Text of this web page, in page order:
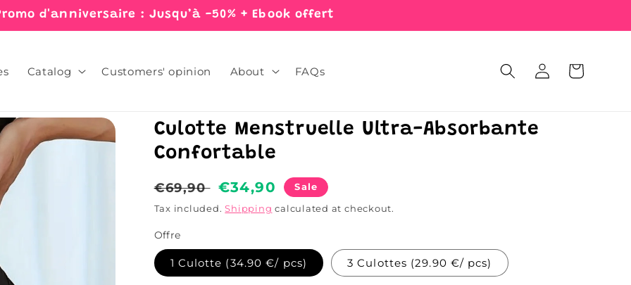
d'anniversaire : Jusqu’à -50% + Ebook offert
Catalog Customers' opinion About FAQs
Log
in
Cart
Culotte Menstruelle Ultra-Absorbante
Confortable
Regular
price
€69,90 Sale
price
€34,90
Sale
Tax included.Shipping calculated at checkout.
Offre
1 Culotte (34.90 €/ pcs) 3 Culottes (29.90 €/ pcs)